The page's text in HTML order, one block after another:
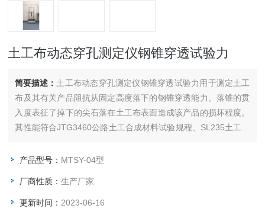
土工布动态穿孔测定仪钢锥穿透试验力
简要描述： 土工布动态穿孔测定仪钢锥穿透试验力用于测定土工
布及其有关产品阻抗从固定高度落下的钢锥穿透能力。落锥的贯
入度表征了掉下的尖石落在土工布表面造成该产品的损坏程度。
其性能符合JTG3460公路土工合成材料试验规程、SL235土工合
品动态穿孔试验—落锥法标准中对仪器的要求。
产品型号： MTSY-04型
厂商性质：生产厂家
更新时间： 2023-06-16